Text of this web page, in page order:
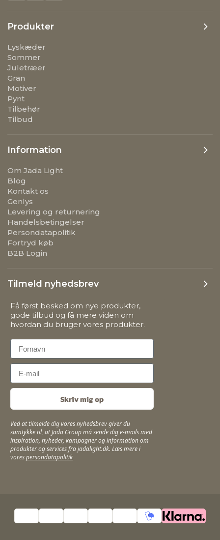
Produkter
Lyskæder
Sommer
Juletræer
Gran
Motiver
Pynt
Tilbehør
Tilbud
Information
Om Jada Light
Blog
Kontakt os
Genlys
Levering og returnering
Handelsbetingelser
Persondatapolitik
Fortryd køb
B2B Login
Tilmeld nyhedsbrev
Få først besked om nye produkter,
gode tilbud og få mere viden om
hvordan du bruger vores produkter.
First Name
Email
Skriv mig op
Ved at tilmelde dig vores nyhedsbrev giver du
samtykke til, at Jada Group må sende dig e-mails med
inspiration, nyheder, kampagner og information om
produkter og services fra jadalight.dk. Læs mere i
vorespersondatapolitik